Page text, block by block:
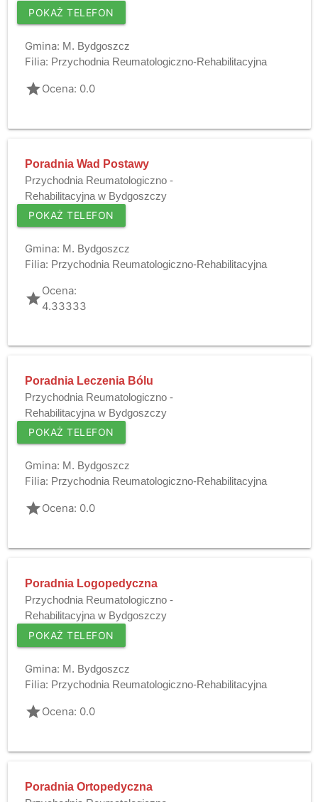
POKAŻ TELEFON
Gmina: M. Bydgoszcz
Filia: Przychodnia Reumatologiczno-Rehabilitacyjna
gradeOcena: 0.0
Poradnia Wad Postawy
Przychodnia Reumatologiczno -
Rehabilitacyjna w Bydgoszczy
POKAŻ TELEFON
Gmina: M. Bydgoszcz
Filia: Przychodnia Reumatologiczno-Rehabilitacyjna
gradeOcena:
4.33333
Poradnia Leczenia Bólu
Przychodnia Reumatologiczno -
Rehabilitacyjna w Bydgoszczy
POKAŻ TELEFON
Gmina: M. Bydgoszcz
Filia: Przychodnia Reumatologiczno-Rehabilitacyjna
gradeOcena: 0.0
Poradnia Logopedyczna
Przychodnia Reumatologiczno -
Rehabilitacyjna w Bydgoszczy
POKAŻ TELEFON
Gmina: M. Bydgoszcz
Filia: Przychodnia Reumatologiczno-Rehabilitacyjna
gradeOcena: 0.0
Poradnia Ortopedyczna